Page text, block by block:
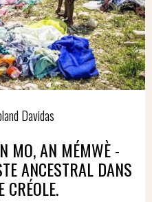
Davidas
MO, AN MÉMWÈ -
ANCESTRAL DANS
CRÉOLE.